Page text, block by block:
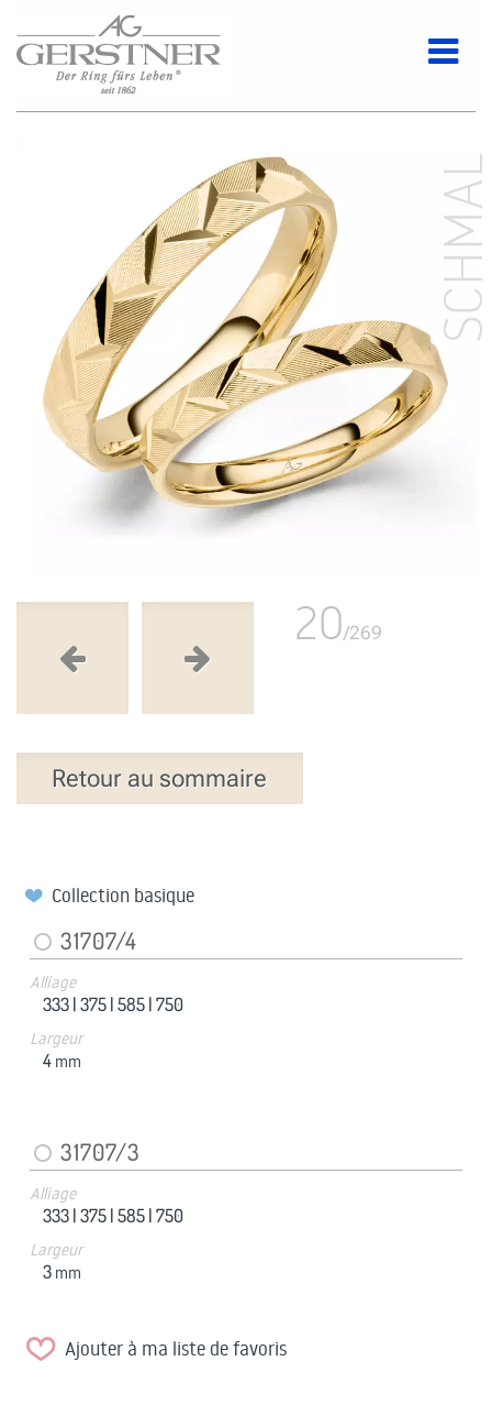
20/269
Retour au sommaire
Collection basique
31707/4
Alliage
333 |375 |585 |750
Largeur
4 mm
31707/3
Alliage
333 |375 |585 |750
Largeur
3 mm
Ajouter à ma liste de favoris